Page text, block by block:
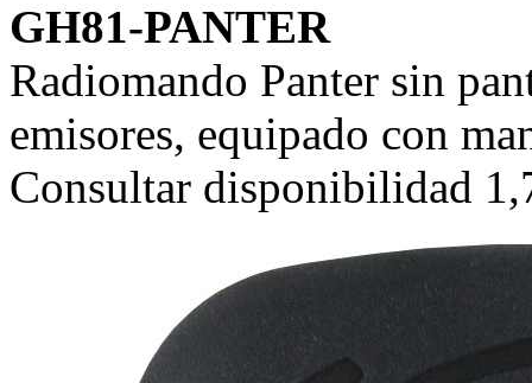
GH81-PANTER
Radiomando Panter sin
emisores, equipado con
Consultar disponibilidad